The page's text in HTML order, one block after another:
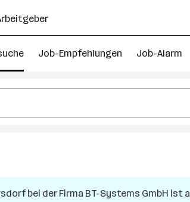
Job-Empfehlungen Job-Alarm
bei der Firma BT-Systems GmbH ist